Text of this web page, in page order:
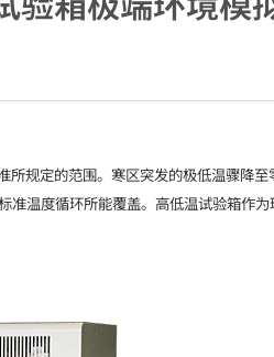
规定的范围。寒区突发的极低温骤降
温度循环所能覆盖。高低温试验箱作